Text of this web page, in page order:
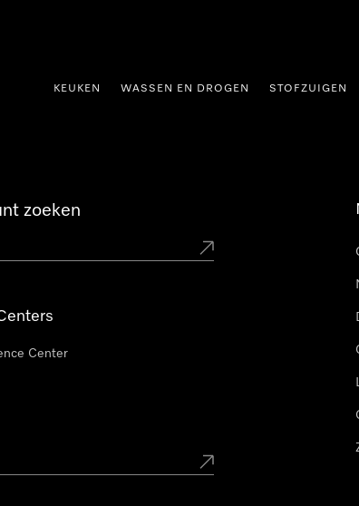
KEUKEN WASSEN EN DROGEN STOFZUIGEN
zoeken
Center